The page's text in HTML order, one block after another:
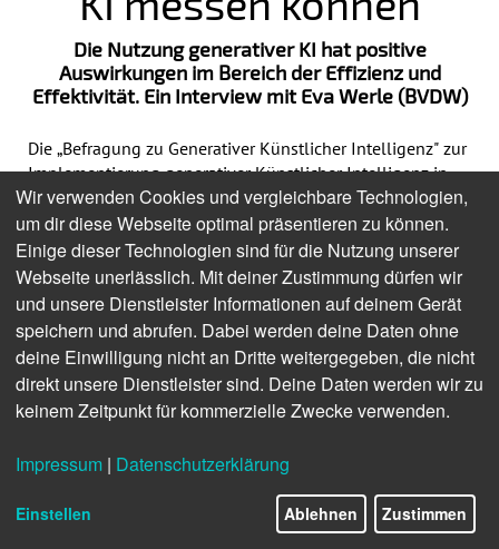
Die Nutzung generativer KI hat positive
Auswirkungen im Bereich der Effizienz und
Effektivität. Ein Interview mit Eva Werle (BVDW)
Die „Befragung zu Generativer Künstlicher Intelligenz" zur
Implementierung generativer Künstlicher Intelligenz in
deutschen Unternehmen (durchgeführt vom
Bundesverband Digitale Wirtschaft (BVDW) e.V., der
Hochschule der Medien Stuttgart und dem IT-
Dienstleister Perelyn) zeigt, dass über 60 % der befragten
Firmen generative KI als zentralen Bestandteil ihrer
Unternehmensstrategie betrachten. Ein Großteil der
Unternehmen (96 %) sieht generative KI positiv in Bezug
auf den Geschäftserfolg und 95 % signalisieren eine hohe
Offenheit für den Einsatz dieser Technologien. Rund 73 %
der Unternehmen bieten bereits spezifische KI-
Mitarbeitenden auf die Nutzung vorzubereiten. Zudem
sind 79 % der Firmen der Meinung, dass ihre digitale
Infrastruktur geeignet ist, um generative KI zu
Wir verwenden Cookies und vergleichbare Technologien,
um dir diese Webseite optimal präsentieren zu können.
Einige dieser Technologien sind für die Nutzung unserer
Webseite unerlässlich. Mit deiner Zustimmung dürfen wir
und unsere Dienstleister Informationen auf deinem Gerät
speichern und abrufen. Dabei werden deine Daten ohne
deine Einwilligung nicht an Dritte weitergegeben, die nicht
direkt unsere Dienstleister sind. Deine Daten werden wir zu
keinem Zeitpunkt für kommerzielle Zwecke verwenden.
Impressum | Datenschutzerklärung
Einstellen Ablehnen Zustimmen